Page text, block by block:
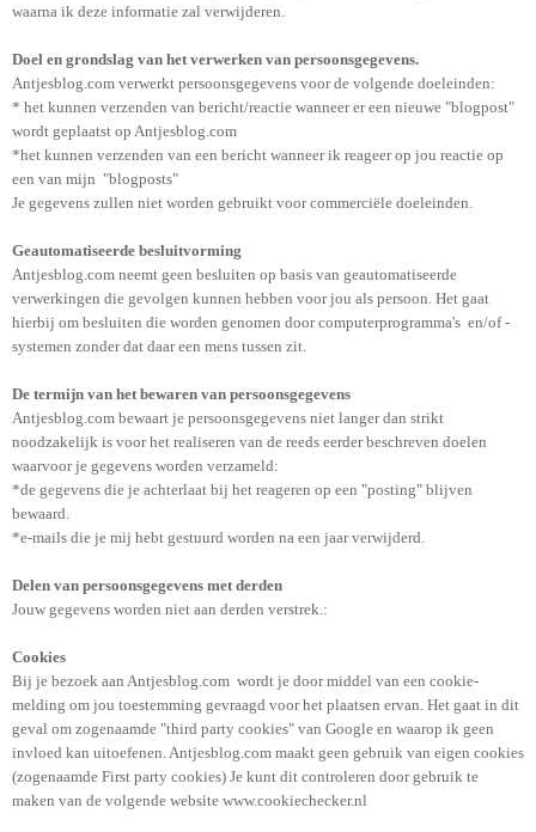
waarna ik deze informatie zal verwijderen.
Doel en grondslag van het verwerken van persoonsgegevens.
Antjesblog.com verwerkt persoonsgegevens voor de volgende doeleinden:
* het kunnen verzenden van bericht/reactie wanneer er een nieuwe "blogpost"
wordt geplaatst op Antjesblog.com
*het kunnen verzenden van een bericht wanneer ik reageer op jou reactie op
een van mijn "blogposts"
Je gegevens zullen niet worden gebruikt voor commerciële doeleinden.
Geautomatiseerde besluitvorming
Antjesblog.com neemt geen besluiten op basis van geautomatiseerde
verwerkingen die gevolgen kunnen hebben voor jou als persoon. Het gaat
hierbij om besluiten die worden genomen door computerprogramma's en/of -
systemen zonder dat daar een mens tussen zit.
De termijn van het bewaren van persoonsgegevens
Antjesblog.com bewaart je persoonsgegevens niet langer dan strikt
noodzakelijk is voor het realiseren van de reeds eerder beschreven doelen
waarvoor je gegevens worden verzameld:
*de gegevens die je achterlaat bij het reageren op een "posting" blijven
bewaard.
*e-mails die je mij hebt gestuurd worden na een jaar verwijderd.
Delen van persoonsgegevens met derden
Jouw gegevens worden niet aan derden verstrek.:
Cookies
Bij je bezoek aan Antjesblog.com wordt je door middel van een cookie-
melding om jou toestemming gevraagd voor het plaatsen ervan. Het gaat in dit
geval om zogenaamde "third party cookies" van Google en waarop ik geen
invloed kan uitoefenen. Antjesblog.com maakt geen gebruik van eigen cookies
(zogenaamde First party cookies) Je kunt dit controleren door gebruik te
maken van de volgende website www.cookiechecker.nl